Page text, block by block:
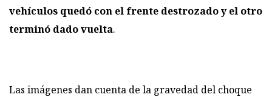
vehículos quedó con el frente destrozado y el otro
terminó dado vuelta.
Las imágenes dan cuenta de la gravedad del choque